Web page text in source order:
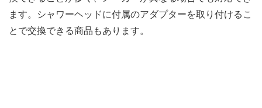
ます。シャワーヘッドに付属のアダプターを取り付けるこ
とで交換できる商品もあります。